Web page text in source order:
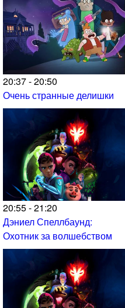
20:37 - 20:50
Очень странные делишки
20:55 - 21:20
Дэниел Спеллбаунд:
Охотник за волшебством